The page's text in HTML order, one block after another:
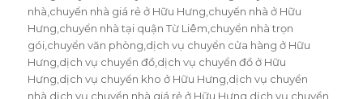
nhà chuyển nhà giá rẻ ở Hữu Hưng chuyển nhà ở Hữu
Hưng chuyển nhà tại quận Từ Liêm chuyển nhà trọn
gói chuyển văn phòng dịch vụ chuyển cửa hàng ở Hữu
Hưng dịch vụ chuyển đồ dịch vụ chuyển đồ ở Hữu
Hưng dịch vụ chuyển kho ở Hữu Hưng dịch vụ chuyển
nhà dịch vụ chuyển nhà giá rẻ ở Hữu Hưng dịch vụ chuyển